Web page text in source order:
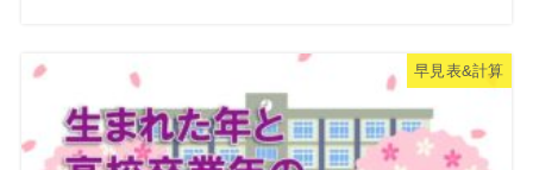
早見表&計算